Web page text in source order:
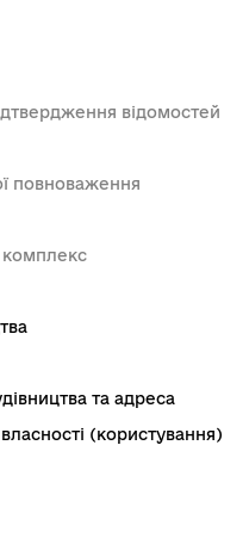
відомостей
повноваження
комплекс
та адреса
(користування)